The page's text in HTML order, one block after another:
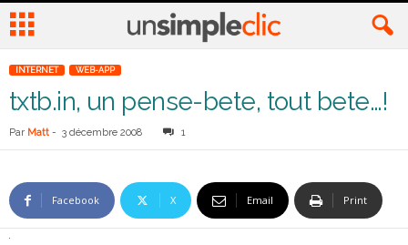
INTERNET WEB-APP
txtb.in, un pense-bete, tout bete…!
Par Matt - 3 décembre 2008 1
Facebook X Email Print